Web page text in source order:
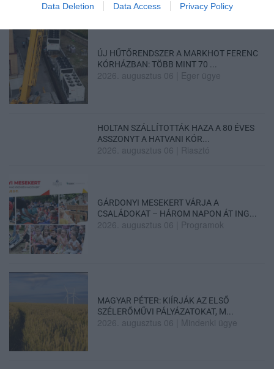
Data Deletion Data Access Privacy Policy
ÚJ HŰTŐRENDSZER A MARKHOT FERENC
KÓRHÁZBAN: TÖBB MINT 70 ...
2026. augusztus 06 Eger ügye
HOLTAN SZÁLLÍTOTTÁK HAZA A 80 ÉVES
ASSZONYT A HATVANI KÓR...
2026. augusztus 06 Riasztó
GÁRDONYI MESEKERT VÁRJA A
CSALÁDOKAT – HÁROM NAPON ÁT ING...
2026. augusztus 06 Programok
MAGYAR PÉTER: KIÍRJÁK AZ ELSŐ
SZÉLERŐMŰVI PÁLYÁZATOKAT, M...
2026. augusztus 06 Mindenki ügye